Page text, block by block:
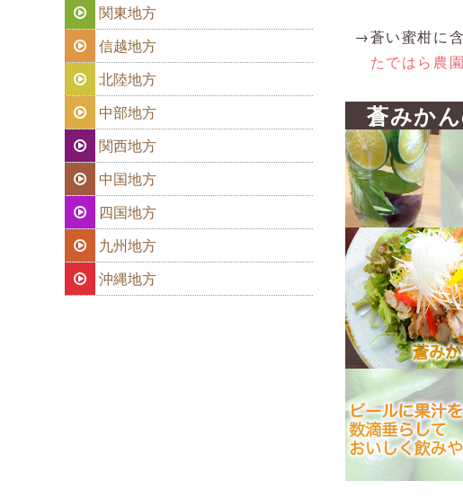
→蒼い蜜柑に
たではら農
蒼みか
関東地方
信越地方
北陸地方
中部地方
関西地方
中国地方
四国地方
九州地方
沖縄地方